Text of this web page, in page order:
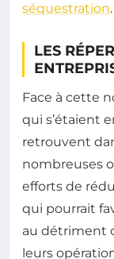
séquestration.
LES
Face à cette
qui s’étaient
retrouvent
nombreuses
efforts de
qui pourrait
au détriment
leurs